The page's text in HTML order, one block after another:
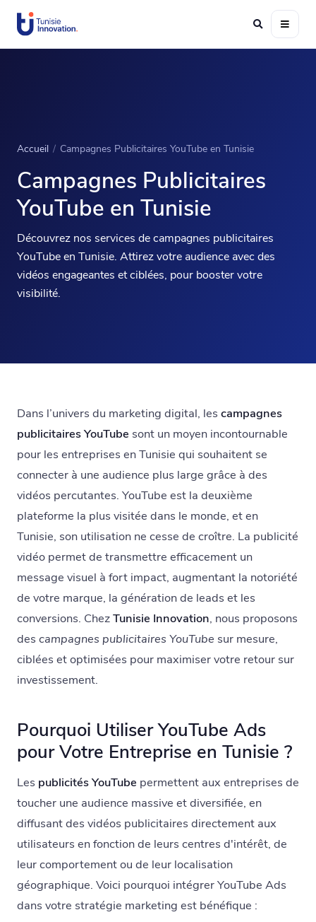
Accueil / Campagnes Publicitaires YouTube en Tunisie
Campagnes Publicitaires
YouTube en Tunisie
Découvrez nos services de campagnes publicitaires
YouTube en Tunisie. Attirez votre audience avec des
vidéos engageantes et ciblées, pour booster votre
visibilité.
Dans l’univers du marketing digital, les campagnes
publicitaires YouTube sont un moyen incontournable
pour les entreprises en Tunisie qui souhaitent se
connecter à une audience plus large grâce à des
vidéos percutantes. YouTube est la deuxième
plateforme la plus visitée dans le monde, et en
Tunisie, son utilisation ne cesse de croître. La publicité
vidéo permet de transmettre efficacement un
message visuel à fort impact, augmentant la notoriété
de votre marque, la génération de leads et les
conversions. ChezTunisie Innovation, nous proposons
des campagnes publicitaires YouTube sur mesure,
ciblées et optimisées pour maximiser votre retour sur
investissement.
Pourquoi Utiliser YouTube Ads
pour Votre Entreprise en Tunisie ?
Les publicités YouTube permettent aux entreprises de
toucher une audience massive et diversifiée, en
diffusant des vidéos publicitaires directement aux
utilisateurs en fonction de leurs centres d'intérêt, de
leur comportement ou de leur localisation
géographique. Voici pourquoi intégrer YouTube Ads
dans votre stratégie marketing est bénéfique :